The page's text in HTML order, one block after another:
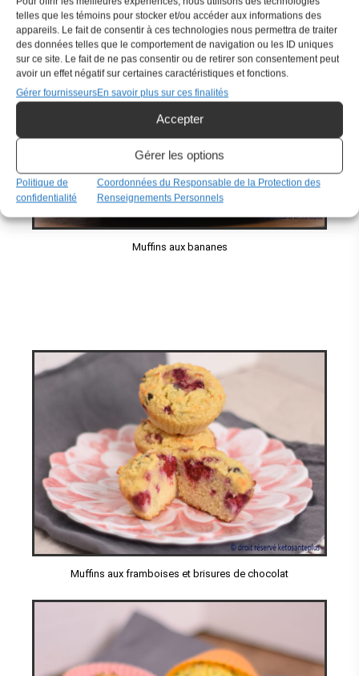
telles que les témoins pour stocker et/ou accéder aux informations des
appareils. Le fait de consentir à ces technologies nous permettra de traiter
des données telles que le comportement de navigation ou les ID uniques
sur ce site. Le fait de ne pas consentir ou de retirer son consentement peut
avoir un effet négatif sur certaines caractéristiques et fonctions.
Gérer fournisseursEn savoir plus sur ces finalités
Accepter
Gérer les options
Politique de
confidentialité
Coordonnées du Responsable de la Protection des
Renseignements Personnels
Muffins citron fromage à la crème
Muffins aux bananes
Muffins aux framboises et brisures de chocolat